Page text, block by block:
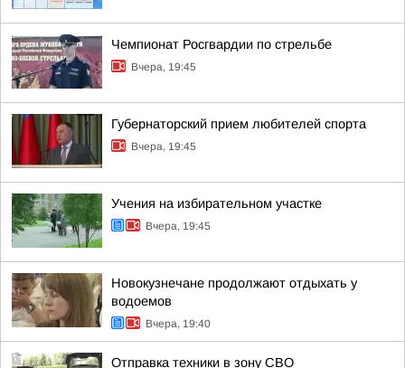
Чемпионат Росгвардии по стрельбе
Вчера, 19:45
Губернаторский прием любителей спорта
Вчера, 19:45
Учения на избирательном участке
Вчера, 19:45
Новокузнечане продолжают отдыхать у
водоемов
Вчера, 19:40
Отправка техники в зону СВО